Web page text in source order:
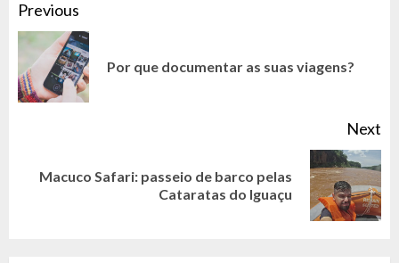
CONTINUE
READING
Previous
Por que documentar as suas viagens?
Next
NextMacuco Safari: passeio de barco pelas
Cataratas do Iguaçu